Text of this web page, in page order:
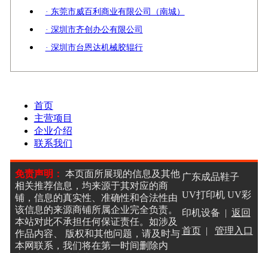
· 东莞市威百利商业有限公司（南城）
· 深圳市齐创办公有限公司
· 深圳市台恩达机械胶辊行
首页
主营项目
企业介绍
联系我们
免责声明： 本页面所展现的信息及其他
相关推荐信息，均来源于其对应的商
铺，信息的真实性、准确性和合法性由
该信息的来源商铺所属企业完全负责。
本站对此不承担任何保证责任。如涉及
作品内容、 版权和其他问题，请及时与
本网联系，我们将在第一时间删除内
广东成品鞋子
UV打印机 UV彩
印机设备 | 返回
首页| 管理入口